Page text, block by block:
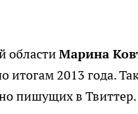
областиМарина
2013 года.
пишущих в Твиттер.